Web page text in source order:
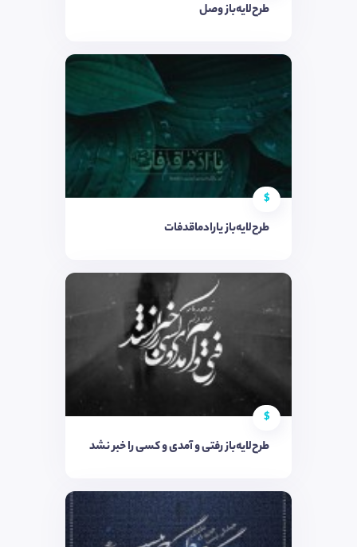
طرح‌لایه‌باز وصل
$
طرح‌لایه‌باز یارادماقدفات
$
طرح‌لایه‌باز رفتی و آمدی و کسی را خبر نشد